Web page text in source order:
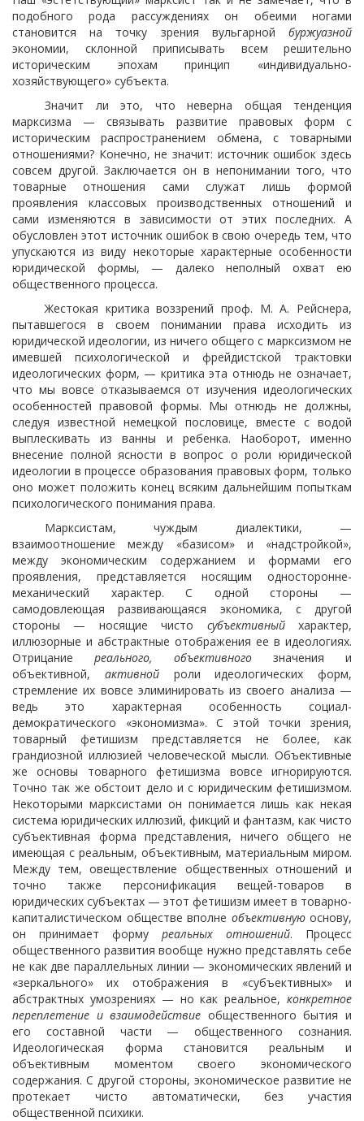
подобного рода рассуждениях он обеими ногами
становится на точку зрения вульгарной буржуазной
экономии, склонной приписывать всем решительно
историческим эпохам принцип «индивидуально-
хозяйствующего» субъекта.
Значит ли это, что неверна общая тенденция
марксизма — связывать развитие правовых форм с
историческим распространением обмена, с товарными
отношениями? Конечно, не значит: источник ошибок здесь
совсем другой. Заключается он в непонимании того, что
товарные отношения сами служат лишь формой
проявления классовых производственных отношений и
сами изменяются в зависимости от этих последних. А
обусловлен этот источник ошибок в свою очередь тем, что
упускаются из виду некоторые характерные особенности
юридической формы, — далеко неполный охват ею
общественного процесса.
Жестокая критика воззрений проф. М. А. Рейснера,
пытавшегося в своем понимании права исходить из
юридической идеологии, из ничего общего с марксизмом не
имевшей психологической и фрейдистской трактовки
идеологических форм, — критика эта отнюдь не означает,
что мы вовсе отказываемся от изучения идеологических
особенностей правовой формы. Мы отнюдь не должны,
следуя известной немецкой пословице, вместе с водой
выплескивать из ванны и ребенка. Наоборот, именно
внесение полной ясности в вопрос о роли юридической
идеологии в процессе образования правовых форм, только
оно может положить конец всяким дальнейшим попыткам
психологического понимания права.
Марксистам, чуждым диалектики, —
взаимоотношение между «базисом» и «надстройкой»,
между экономическим содержанием и формами его
проявления, представляется носящим односторонне-
механический характер. С одной стороны —
самодовлеющая развивающаяся экономика, с другой
стороны — носящие чисто субъективныйхарактер,
иллюзорные и абстрактные отображения ее в идеологиях.
Отрицаниереального, объективногозначения и
объективной, активнойроли идеологических форм,
стремление их вовсе элиминировать из своего анализа —
ведь это характерная особенность социал-
демократического «экономизма». С этой точки зрения,
товарный фетишизм представляется не более, как
грандиозной иллюзией человеческой мысли. Объективные
же основы товарного фетишизма вовсе игнорируются.
Точно так же обстоит дело и с юридическим фетишизмом.
Некоторыми марксистами он понимается лишь как некая
система юридических иллюзий, фикций и фантазм, как чисто
субъективная форма представления, ничего общего не
имеющая с реальным, объективным, материальным миром.
Между тем, овеществление общественных отношений и
точно также персонификация вещей-товаров в
юридических субъектах — этот фетишизм имеет в товарно-
капиталистическом обществе вполне объективнуюоснову,
он принимает форму реальных отношений. Процесс
общественного развития вообще нужно представлять себе
не как две параллельных линии — экономических явлений и
«зеркального» их отображения в «субъективных» и
абстрактных умозрениях — но как реальное, конкретное
переплетение и взаимодействие общественного бытия и
его составной части — общественного сознания.
Идеологическая форма становится реальным и
объективным моментом своего экономического
содержания. С другой стороны, экономическое развитие не
протекает чисто автоматически, без участия
общественной психики.